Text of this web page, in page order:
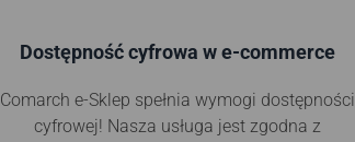
Dostępność cyfrowa w e-commerce
Comarch e-Sklep spełnia wymogi dostępności
cyfrowej! Nasza usługa jest zgodna z